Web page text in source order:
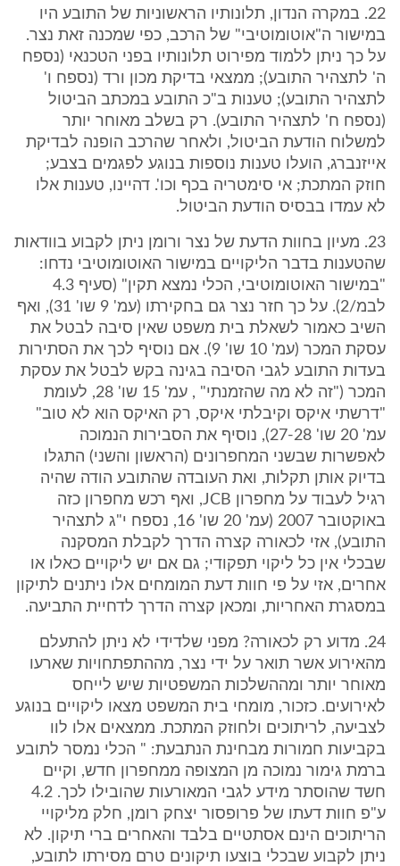
22. במקרה הנדון, תלונותיו הראשוניות של התובע היו
במישור ה"אוטומוטיבי" של הרכב, כפי שמכנה זאת נצר.
על כך ניתן ללמוד מפירוט תלונותיו בפני הטכנאי (נספח
ה' לתצהיר התובע); ממצאי בדיקת מכון ורד (נספח ו'
לתצהיר התובע); טענות ב"כ התובע במכתב הביטול
(נספח ח' לתצהיר התובע). רק בשלב מאוחר יותר
למשלוח הודעת הביטול, ולאחר שהרכב הופנה לבדיקת
אייזנברג, הועלו טענות נוספות בנוגע לפגמים בצבע;
חוזק המתכת; אי סימטריה בכף וכו'. דהיינו, טענות אלו
לא עמדו בבסיס הודעת הביטול.
23. מעיון בחוות הדעת של נצר ורומן ניתן לקבוע בוודאות
שהטענות בדבר הליקויים במישור האוטומוטיבי נדחו:
"במישור האוטומוטיבי, הכלי נמצא תקין" (סעיף 4.3
לבמ/2). על כך חזר נצר גם בחקירתו (עמ' 9 שו' 31), ואף
השיב כאמור לשאלת בית משפט שאין סיבה לבטל את
עסקת המכר (עמ' 10 שו' 9). אם נוסיף לכך את הסתירות
בעדות התובע לגבי הסיבה בגינה בקש לבטל את עסקת
המכר ("זה לא מה שהזמנתי" , עמ' 15 שו' 28, לעומת
"דרשתי איקס וקיבלתי איקס, רק האיקס הוא לא טוב"
עמ' 20 שו' 27-28), נוסיף את הסבירות הנמוכה
לאפשרות שבשני המחפרונים (הראשון והשני) התגלו
בדיוק אותן תקלות, ואת העובדה שהתובע הודה שהיה
רגיל לעבוד על מחפרון JCB, ואף רכש מחפרון כזה
באוקטובר 2007 (עמ' 20 שו' 16, נספח י"ג לתצהיר
התובע), אזי לכאורה קצרה הדרך לקבלת המסקנה
שבכלי אין כל ליקוי תפקודי; גם אם יש ליקויים כאלו או
אחרים, אזי על פי חוות דעת המומחים אלו ניתנים לתיקון
במסגרת האחריות, ומכאן קצרה הדרך לדחיית התביעה.
24. מדוע רק לכאורה? מפני שלדידי לא ניתן להתעלם
מהאירוע אשר תואר על ידי נצר, מההתפתחויות שארעו
מאוחר יותר ומההשלכות המשפטיות שיש לייחס
לאירועים. כזכור, מומחי בית המשפט מצאו ליקויים בנוגע
לצביעה, לריתוכים ולחוזק המתכת. ממצאים אלו לוו
בקביעות חמורות מבחינת הנתבעת: " הכלי נמסר לתובע
ברמת גימור נמוכה מן המצופה ממחפרון חדש, וקיים
חשד שהוסתר מידע לגבי המאורעות שהובילו לכך. 4.2
ע"פ חוות דעתו של פרופסור יצחק רומן, חלק מליקויי
הריתוכים הינם אסתטיים בלבד והאחרים ברי תיקון. לא
ניתן לקבוע שבכלי בוצעו תיקונים טרם מסירתו לתובע,